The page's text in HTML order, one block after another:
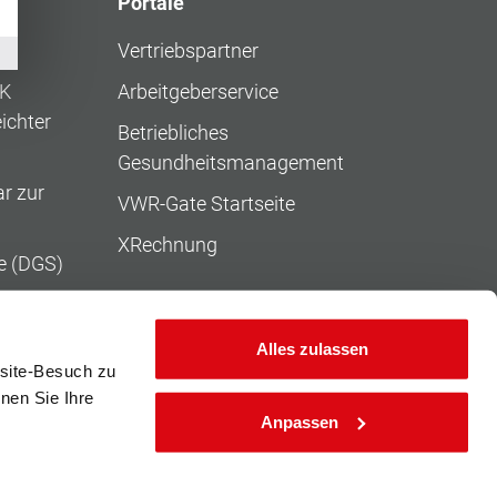
Besuch zu
Sie Ihre
Alles zulassen
Anpassen
zur
(DGS)
Vertriebspartner
Arbeitgeberservice
Betriebliches
Gesundheitsmanagement
VWR-Gate Startseite
XRechnung